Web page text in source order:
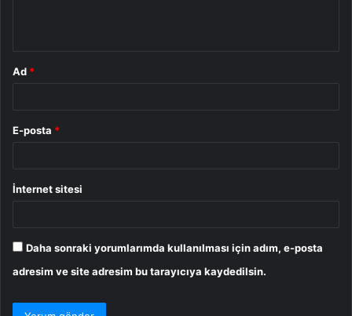
Ad *
E-posta *
İnternet sitesi
Daha sonraki yorumlarımda kullanılması için adım, e-posta
adresim ve site adresim bu tarayıcıya kaydedilsin.